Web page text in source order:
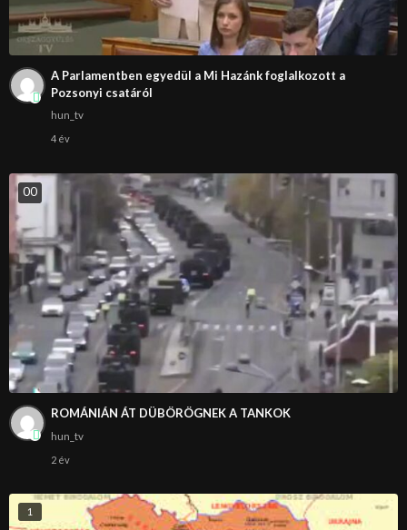
A Parlamentben egyedül a Mi Hazánk foglalkozott a
Pozsonyi csatáról
hun_tv
4 év
00
ROMÁNIÁN ÁT DÜBÖRÖGNEK A TANKOK
hun_tv
2 év
1